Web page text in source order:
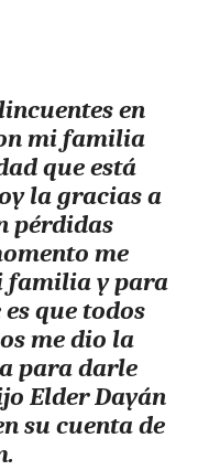
en
mi familia
que está
la gracias a
pérdidas
me
familia y para
que todos
me dio la
para darle
Elder Dayán
su cuenta de